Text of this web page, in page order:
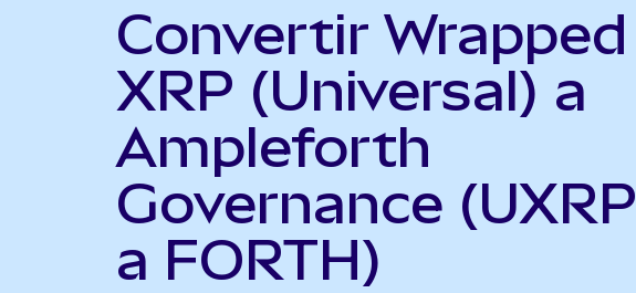
Convertir Wrapped
XRP (Universal) a
Ampleforth
Governance (UXRP
a FORTH)